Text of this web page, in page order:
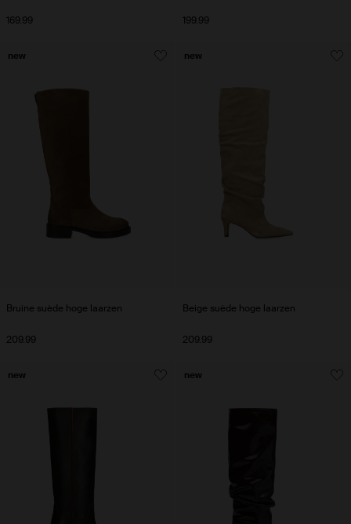
169.99 199.99
Bruine suède hoge laarzen
209.99
new
Beige suède hoge laarzen
209.99
new
new new